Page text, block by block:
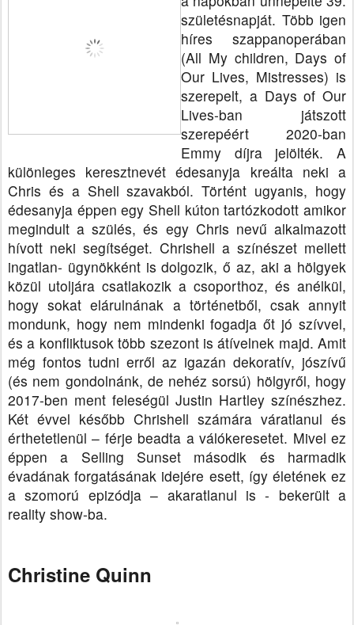
születésnapját. Több igen
híres szappanoperában
(All My children, Days of
Our Lives, Mistresses) is
szerepelt, a Days of Our
Lives-ban játszott
szerepéért 2020-ban
Emmy díjra jelölték.
A
különleges keresztnevét édesanyja kreálta neki a
Chris és a Shell szavakból. Történt ugyanis, hogy
édesanyja éppen egy Shell kúton tartózkodott amikor
megindult a szülés, és egy Chris nevű alkalmazott
hívott neki segítséget. Chrishell a színészet mellett
ingatlan- ügynökként is dolgozik, ő az, aki a hölgyek
közül utoljára csatlakozik a csoporthoz, és anélkül,
hogy sokat elárulnának a történetből, csak annyit
mondunk, hogy nem mindenki fogadja őt jó szívvel,
és a konfliktusok több szezont is átívelnek majd. Amit
még fontos tudni erről az igazán dekoratív, jószívű
(és nem gondolnánk, de nehéz sorsú) hölgyről, hogy
2017-ben ment feleségül Justin Hartley színészhez.
Két évvel később Chrishell számára váratlanul és
érthetetlenül – férje beadta a válókeresetet. Mivel ez
éppen a Selling Sunset második és harmadik
évadának forgatásának idejére esett, így életének ez
a szomorú epizódja – akaratlanul is - bekerült a
reality show-ba.
Christine Quinn